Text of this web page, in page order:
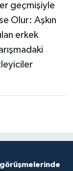
geçmişiyle
Olur: Aşkın
erkek
görüşmelerinde